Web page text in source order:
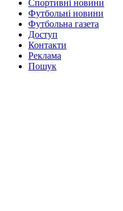
Спортивні новини
Футбольні новини
Футбольна газета
Доступ
Контакти
Реклама
Пошук